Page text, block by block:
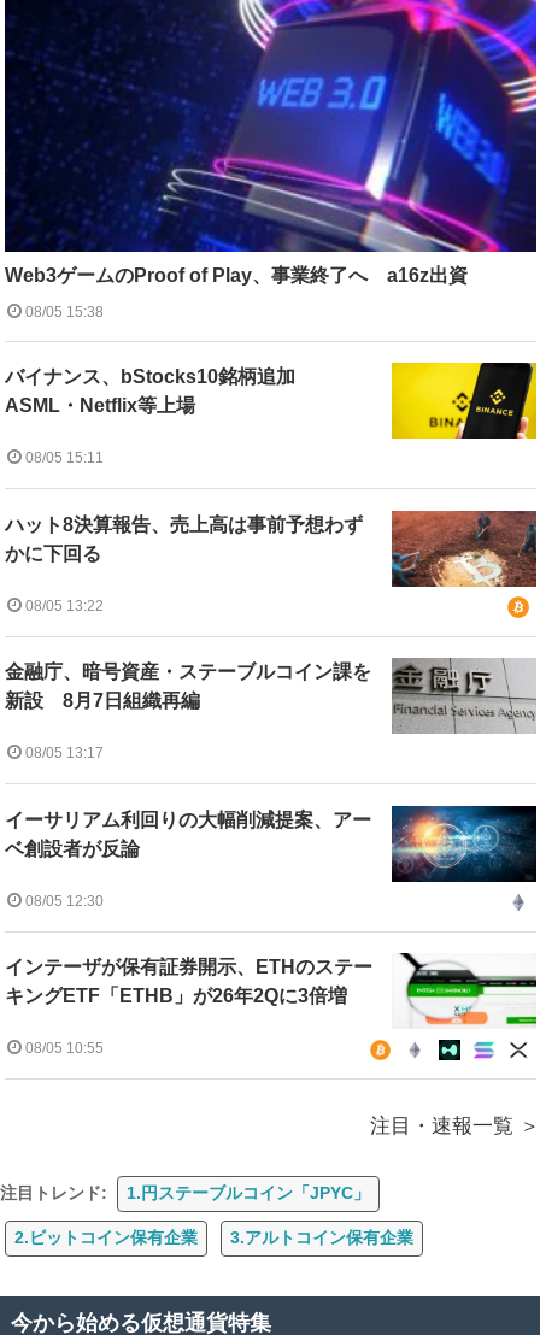
Web3ゲームのProof of Play、事業終了へ a16z出資
08/05 15:38
バイナンス、bStocks10銘柄追加
ASML・Netflix等上場
08/05 15:11
ハット8決算報告、売上高は事前予想わず
かに下回る
08/05 13:22
金融庁、暗号資産・ステーブルコイン課を
新設 8月7日組織再編
08/05 13:17
イーサリアム利回りの大幅削減提案、アー
ベ創設者が反論
08/05 12:30
インテーザが保有証券開示、ETHのステー
キングETF「ETHB」が26年2Qに3倍増
08/05 10:55
注目・速報一覧
注目トレンド: 1.円ステーブルコイン「JPYC」
2.ビットコイン保有企業 3.アルトコイン保有企業
今から始める仮想通貨特集